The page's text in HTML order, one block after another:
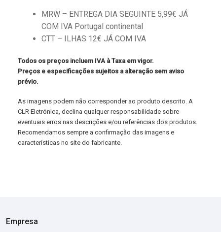
MRW – ENTREGA DIA SEGUINTE 5,99€ JÁ
COM IVA Portugal continental
CTT – ILHAS 12€ JÁ COM IVA
Todos os preços incluem IVA à Taxa em vigor.
Preços e especificações sujeitos a alteração sem aviso
prévio.
As imagens podem não corresponder ao produto descrito. A
CLR Eletrónica, declina qualquer responsabilidade sobre
eventuais erros nas descrições e/ou referências dos produtos.
Recomendamos sempre a confirmação das imagens e
características no site do fabricante.
Empresa